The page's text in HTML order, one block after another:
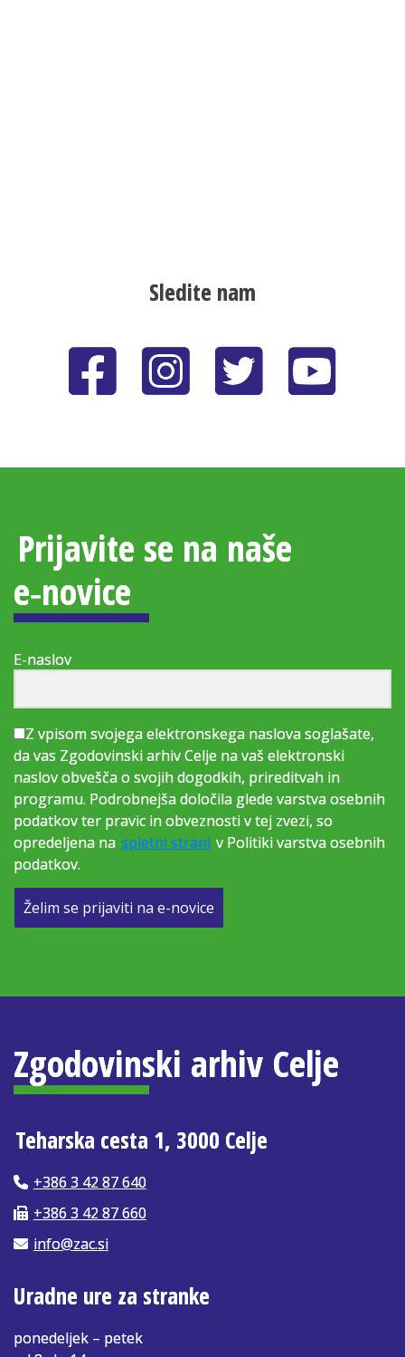
Sledite nam
Prijavite se na naše
e‑novice
E-naslov
Z vpisom svojega elektronskega naslova soglašate,
da vas Zgodovinski arhiv Celje na vaš elektronski
naslov obvešča o svojih dogodkih, prireditvah in
programu. Podrobnejša določila glede varstva osebnih
podatkov ter pravic in obveznosti v tej zvezi, so
opredeljena na spletni strani v Politiki varstva osebnih
podatkov.
Želim se prijaviti na e-novice
Zgodovinski arhiv Celje
Teharska cesta 1, 3000 Celje
+386 3 42 87 640
+386 3 42 87 660
info@zac.si
Uradne ure za stranke
ponedeljek – petek